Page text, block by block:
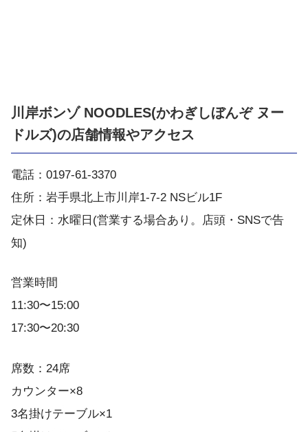
川岸ボンゾ NOODLES(かわぎしぼんぞ ヌー
ドルズ)の店舗情報やアクセス
電話：0197-61-3370
住所：岩手県北上市川岸1-7-2 NSビル1F
定休日：水曜日(営業する場合あり。店頭・SNSで告
知)
営業時間
11:30〜15:00
17:30〜20:30
席数：24席
カウンター×8
3名掛けテーブル×1